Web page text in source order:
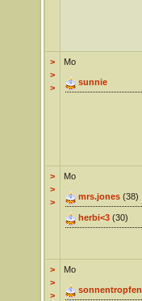
>
>
>
Mo
sunnie
>
>
>
Mo
mrs.jones(38)
herbi<3(30)
>
>
>
Mo
sonnentropfen